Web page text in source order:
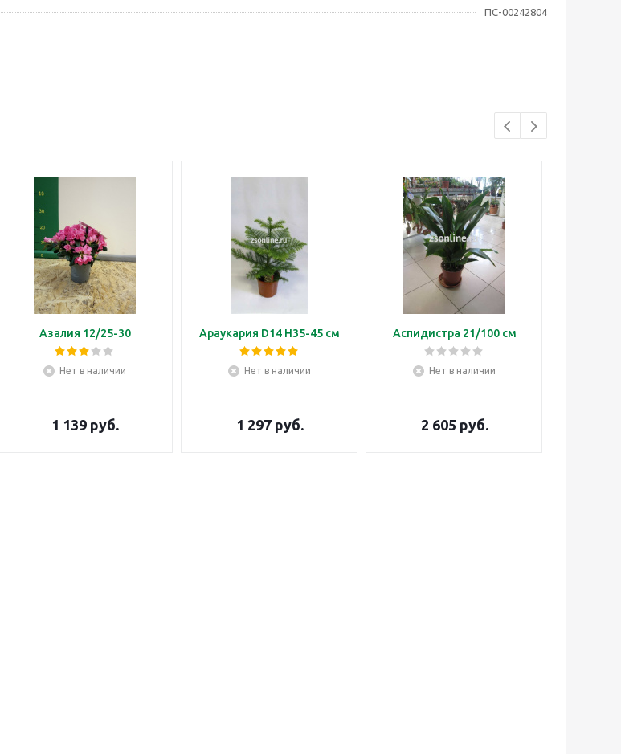
ПС-00242804
Азалия 12/25-30
Нет в наличии
1 139руб.
Араукария D14 H35-45 см
Нет в наличии
1 297руб.
Аспидистра 21/100 см
Нет в наличии
2 605 руб.